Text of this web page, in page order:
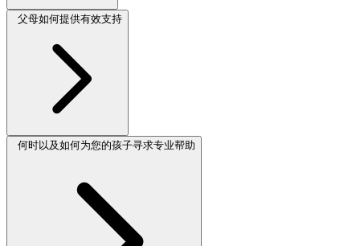
父母如何提供有效支持
何时以及如何为您的孩子寻求专业帮助